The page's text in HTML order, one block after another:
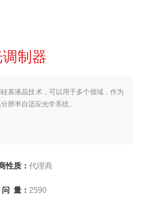
制器
基液晶技术，可以用于多个领域，作为
辨率自适应光学系统。
性质：代理商
量： 2590